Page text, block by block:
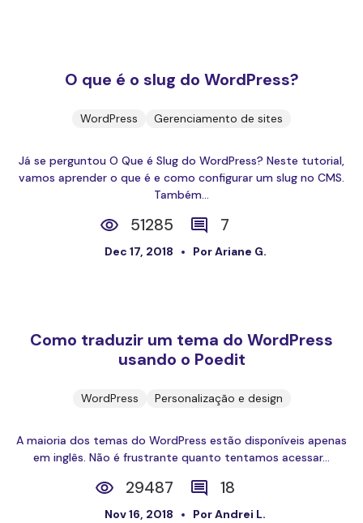
O que é o slug do WordPress?
WordPress Gerenciamento de sites
Já se perguntou O Que é Slug do WordPress? Neste tutorial,
vamos aprender o que é e como configurar um slug no CMS.
Também...
51285 7
Dec 17, 2018 Por Ariane G.
Como traduzir um tema do WordPress
usando o Poedit
WordPress Personalização e design
A maioria dos temas do WordPress estão disponíveis apenas
em inglês. Não é frustrante quanto tentamos acessar...
29487 18
Nov 16, 2018 Por Andrei L.